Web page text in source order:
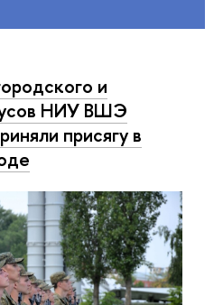
и
НИУ ВШЭ
присягу в